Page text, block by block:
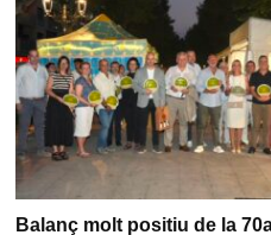
Balanç molt positiu de la